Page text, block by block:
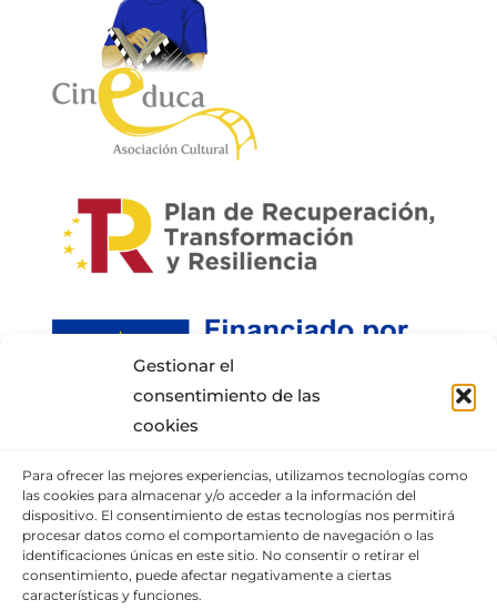
Gestionar el
consentimiento de las
cookies
Para ofrecer las mejores experiencias, utilizamos tecnologías como
las cookies para almacenar y/o acceder a la información del
dispositivo. El consentimiento de estas tecnologías nos permitirá
procesar datos como el comportamiento de navegación o las
identificaciones únicas en este sitio. No consentir o retirar el
consentimiento, puede afectar negativamente a ciertas
características y funciones.
INFORMACIÓN DE CONTACTO
Puedes llamar al móvil:+34 652337807,
enviarnos un correo